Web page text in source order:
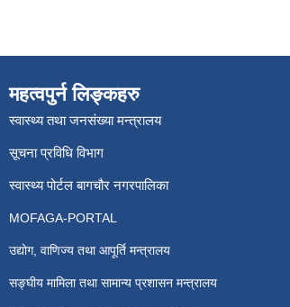
महत्वपुर्न लिङ्कहरु
स्वास्थ्य तथा जनसंख्या मन्त्रालय
सूचना प्रविधि विभाग
स्वास्थ्य पोर्टल बागचौर नगरपालिका
MOFAGA-PORTAL
उद्योग, वाणिज्य तथा आपूर्ति मन्त्रालय
सङ्घीय मामिला तथा सामान्य प्रशासन मन्त्रालय